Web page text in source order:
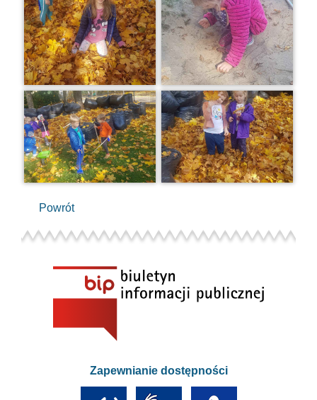
Powrót
Zapewnianie dostępności